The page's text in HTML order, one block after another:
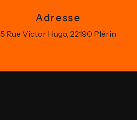
Adresse
5 Rue Victor Hugo, 22190 Plérin